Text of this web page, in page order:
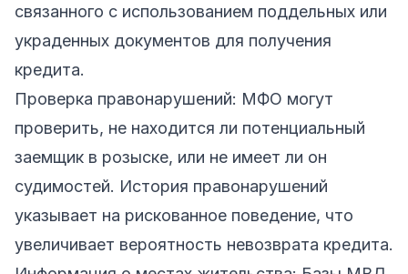
связанного с использованием поддельных или
украденных документов для получения
кредита.
Проверка правонарушений: МФО могут
проверить, не находится ли потенциальный
заемщик в розыске, или не имеет ли он
судимостей. История правонарушений
указывает на рискованное поведение, что
увеличивает вероятность невозврата кредита.